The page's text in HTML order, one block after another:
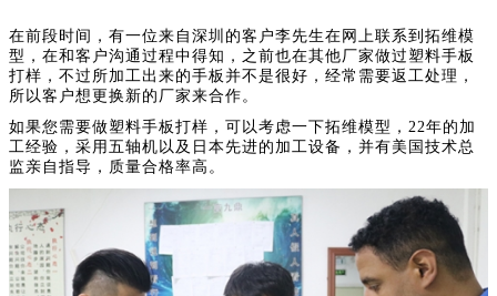
在前段时间，有一位来自深圳的客户李先生在网上联系到拓维模
型，在和客户沟通过程中得知，之前也在其他厂家做过塑料手板
打样，不过所加工出来的手板并不是很好，经常需要返工处理，
所以客户想更换新的厂家来合作。
如果您需要做塑料手板打样，可以考虑一下拓维模型，22年的加
工经验，采用五轴机以及日本先进的加工设备，并有美国技术总
监亲自指导，质量合格率高。